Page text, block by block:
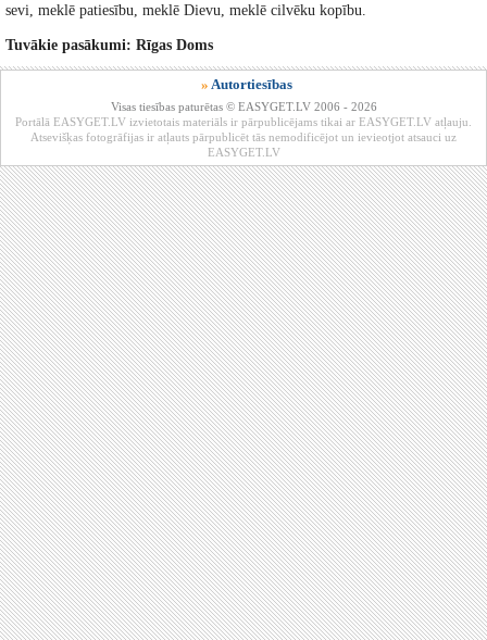
sevi, meklē patiesību, meklē Dievu, meklē cilvēku kopību.
Tuvākie pasākumi: Rīgas Doms
» Autortiesības
Visas tiesības paturētas © EASYGET.LV 2006 - 2026
Portālā EASYGET.LV izvietotais materiāls ir pārpublicējams tikai ar EASYGET.LV atļauju.
Atsevišķas fotogrāfijas ir atļauts pārpublicēt tās nemodificējot un ievieotjot atsauci uz
EASYGET.LV